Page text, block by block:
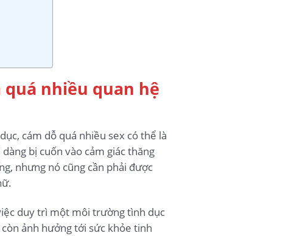
nhiều quan hệ
cám dỗ quá nhiều sex có thể là
bị cuốn vào cảm giác thăng
nhưng nó cũng cần phải được
duy trì một môi trường tình dục
ảnh hưởng tới sức khỏe tinh